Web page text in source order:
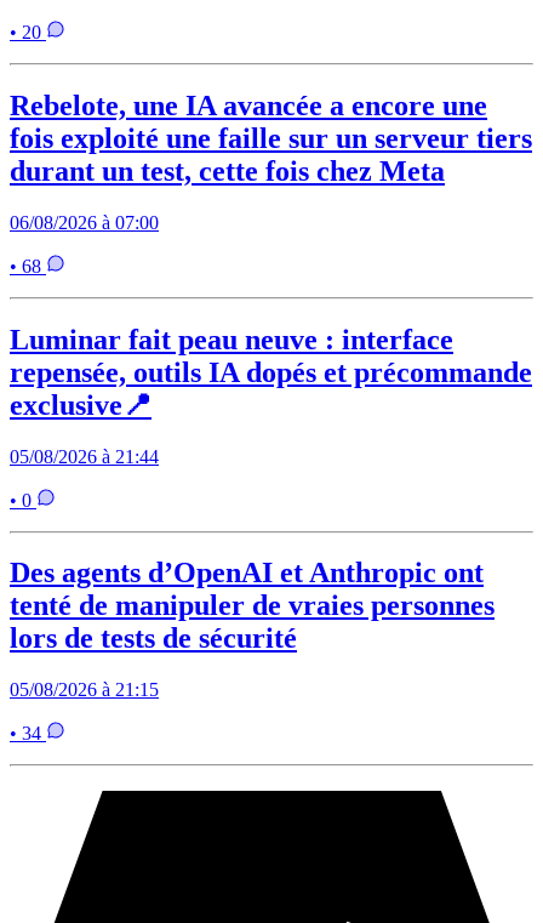
• 20
Rebelote, une IA avancée a encore une
fois exploité une faille sur un serveur tiers
durant un test, cette fois chez Meta
06/08/2026 à 07:00
• 68
Luminar fait peau neuve : interface
repensée, outils IA dopés et précommande
exclusive📍
05/08/2026 à 21:44
• 0
Des agents d’OpenAI et Anthropic ont
tenté de manipuler de vraies personnes
lors de tests de sécurité
05/08/2026 à 21:15
• 34